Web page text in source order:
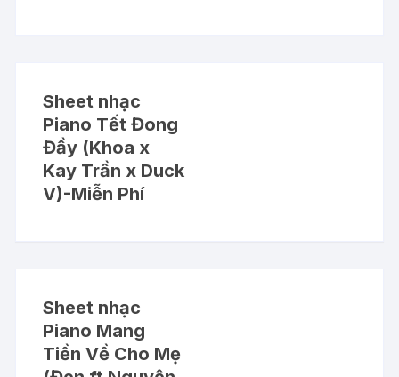
Sheet nhạc
Piano Tết Đong
Đầy (Khoa x
Kay Trần x Duck
V)-Miễn Phí
Sheet nhạc
Piano Mang
Tiền Về Cho Mẹ